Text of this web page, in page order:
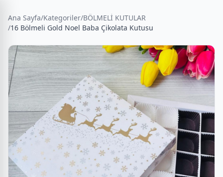
Ana Sayfa/Kategoriler/BÖLMELİ KUTULAR
/16 Bölmeli Gold Noel Baba Çikolata Kutusu